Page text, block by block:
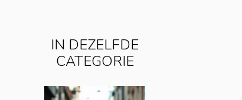
IN DEZELFDE
CATEGORIE